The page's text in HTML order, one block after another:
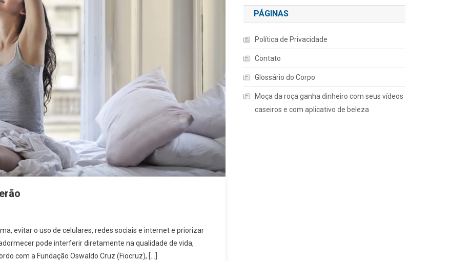
evitar o uso de celulares, redes sociais e internet e priorizar
pode interferir diretamente na qualidade de vida,
com a Fundação Oswaldo Cruz (Fiocruz), […]
PÁGINAS
Política de Privacidade
Contato
Glossário do Corpo
Moça da roça ganha dinheiro com seus vídeos
caseiros e com aplicativo de beleza